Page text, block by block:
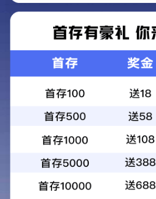
发布于： 2025-04-01 10:24